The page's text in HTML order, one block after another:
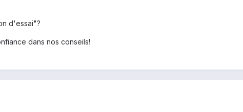
d'essai"?
dans nos conseils!